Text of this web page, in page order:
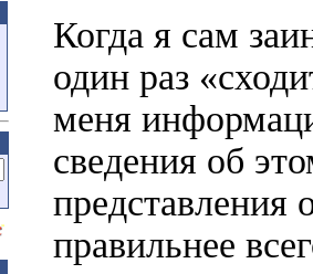
Когда я сам
один раз
меня
сведения об
представления
правильнее